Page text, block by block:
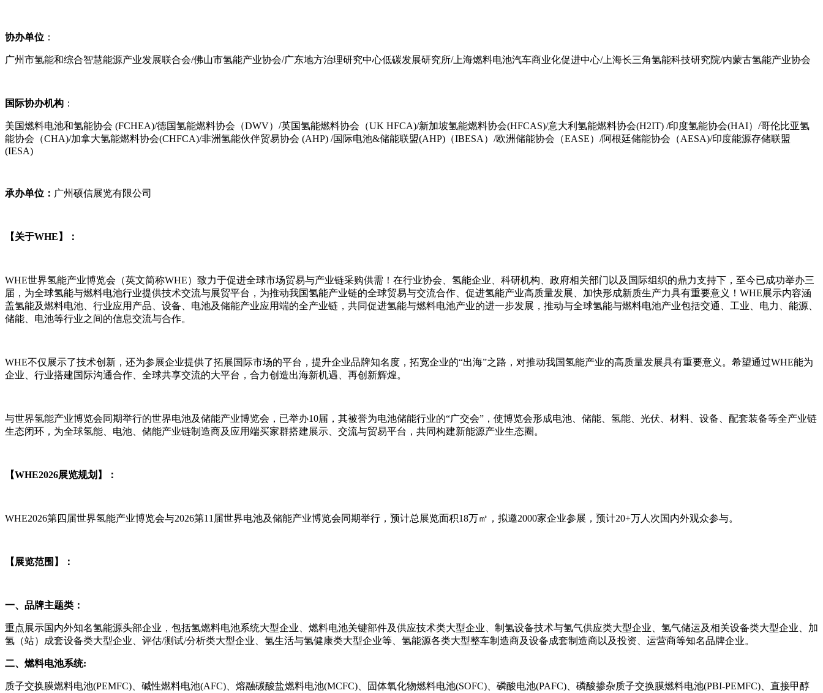
协办单位 ：
广州市氢能和综合智慧能源产业发展联合会/佛山市氢能产业协会/广东地方治理研究中心低碳发展研究所/上海燃料电池汽车商业化促进中心/上海长三角氢能科技研究院/内蒙古氢能产业协会
国际协办机构 ：
美国燃料电池和氢能协会 (FCHEA)/德国氢能燃料协会（DWV）/英国氢能燃料协会（UK HFCA)/新加坡氢能燃料协会(HFCAS)/意大利氢能燃料协会(H2IT) /印度氢能协会(HAI）/哥伦比亚氢
能协会（CHA)/加拿大氢能燃料协会(CHFCA)/非洲氢能伙伴贸易协会 (AHP) /国际电池&储能联盟(AHP)（IBESA）/欧洲储能协会（EASE）/阿根廷储能协会（AESA)/印度能源存储联盟
(IESA)
承办单位： 广州硕信展览有限公司
【关于WHE】：
WHE世界氢能产业博览会（英文简称WHE）致力于促进全球市场贸易与产业链采购供需！在行业协会、氢能企业、科研机构、政府相关部门以及国际组织的鼎力支持下，至今已成功举办三
届，为全球氢能与燃料电池行业提供技术交流与展贸平台，为推动我国氢能产业链的全球贸易与交流合作、促进氢能产业高质量发展、加快形成新质生产力具有重要意义！WHE展示内容涵
盖氢能及燃料电池、行业应用产品、设备、电池及储能产业应用端的全产业链，共同促进氢能与燃料电池产业的进一步发展，推动与全球氢能与燃料电池产业包括交通、工业、电力、能源、
储能、电池等行业之间的信息交流与合作。
WHE不仅展示了技术创新，还为参展企业提供了拓展国际市场的平台，提升企业品牌知名度，拓宽企业的“出海”之路，对推动我国氢能产业的高质量发展具有重要意义。希望通过WHE能为
企业、行业搭建国际沟通合作、全球共享交流的大平台，合力创造出海新机遇、再创新辉煌。
与世界氢能产业博览会同期举行的世界电池及储能产业博览会，已举办10届，其被誉为电池储能行业的“广交会”，使博览会形成电池、储能、氢能、光伏、材料、设备、配套装备等全产业链
生态闭环，为全球氢能、电池、储能产业链制造商及应用端买家群搭建展示、交流与贸易平台，共同构建新能源产业生态圈。
【WHE2026展览规划】：
WHE2026第四届世界氢能产业博览会与2026第11届世界电池及储能产业博览会同期举行，预计总展览面积18万㎡，拟邀2000家企业参展，预计20+万人次国内外观众参与。
【 展览范围 】：
一、品牌主题类：
重点展示国内外知名氢能源头部企业，包括氢燃料电池系统大型企业、燃料电池关键部件及供应技术类大型企业、制氢设备技术与氢气供应类大型企业、氢气储运及相关设备类大型企业、加
氢（站）成套设备类大型企业、评估/测试/分析类大型企业、氢生活与氢健康类大型企业等、氢能源各类大型整车制造商及设备成套制造商以及投资、运营商等知名品牌企业。
二、燃料电池系统:
质子交换膜燃料电池(PEMFC)、碱性燃料电池(AFC)、熔融碳酸盐燃料电池(MCFC)、固体氧化物燃料电池(SOFC)、磷酸电池(PAFC)、磷酸掺杂质子交换膜燃料电池(PBI-PEMFC)、直接甲醇